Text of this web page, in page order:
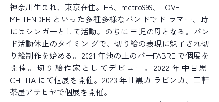
神奈川生まれ、東京在住。HB、metro999、LOVE
ME TENDER といった多種多様なバンドでド ラマー、時
にはシンガーとして活動。のちに 三児の母となる。バン
ド活動休止のタイミン グで、切り絵の表現に魅了され切
り絵制作を始める。2021 年池の上のバーFABRE で個展を
開催。切り絵作家としてデビュー。2022 年中目黒
CHILITA にて個展を開催。2023 年目黒カ ラビンカ、三軒
茶屋アサヒヤで個展を開催。